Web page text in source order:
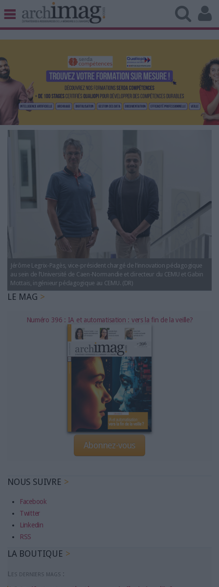
BIBLIOTHÈQUE ÉDITION
UNIVERS DATA
TRAVAIL COLLABORATIF
VIE NUMÉRIQUE
NUMÉRIQUE RESPONSABLE
LES DOSSIERS
LES NEWSLETTERS
LE MAGAZINE
LES GUIDES PRATIQUES
LES BASES DE DONNÉES
L'AGENDA
L'ANNUAIRE DES ACTEURS
LES LIVRES BLANCS
NOS OFFRES D'ABONNEMENTS
Jérôme Legrix-Pagès, vice-président chargé de l’innovation pédagogique
au sein de l’Université de Caen-Normandie et directeur du CEMU et Gabin
Mottais, ingénieur pédagogique au CEMU. (DR)
LE MAG
Numéro 396 : IA et automatisation : vers la fin de la veille?
Abonnez-vous
NOUS SUIVRE
Facebook
Twitter
Linkedin
RSS
LA BOUTIQUE
Les derniers mags :